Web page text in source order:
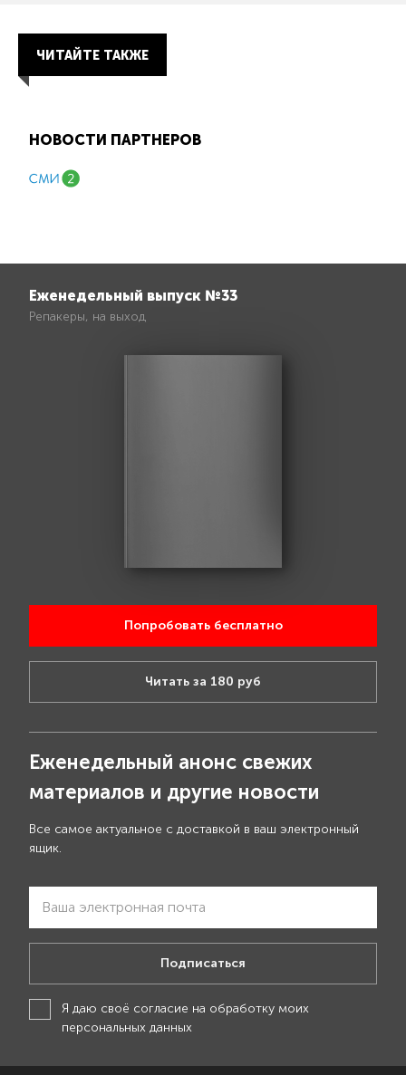
ЧИТАЙТЕ ТАКЖЕ
НОВОСТИ ПАРТНЕРОВ
Еженедельный выпуск №33
Репакеры, на выход
Попробовать бесплатно
Читать за 180 руб
Еженедельный анонс свежих
материалов и другие новости
Все самое актуальное с доставкой в ваш электронный
ящик.
Подписаться
Я даю своё согласие на обработку моих
персональных данных